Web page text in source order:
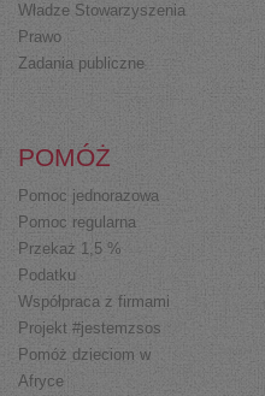
Władze Stowarzyszenia
Prawo
Zadania publiczne
POMÓŻ
Pomoc jednorazowa
Pomoc regularna
Przekaż 1,5 %
Podatku
Współpraca z firmami
Projekt #jestemzsos
Pomóż dzieciom w
Afryce